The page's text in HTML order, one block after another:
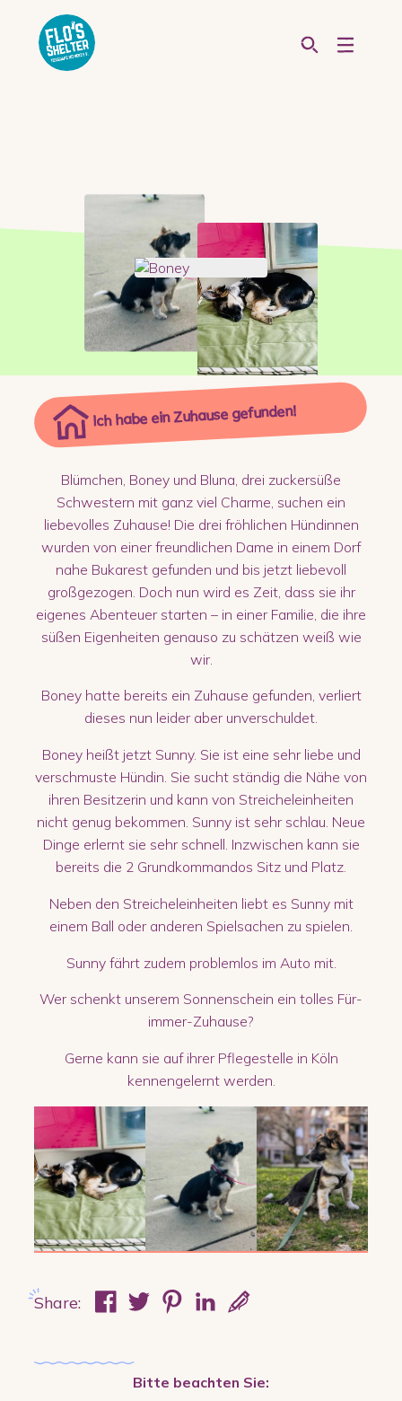
Ich habe ein Zuhause gefunden!
Blümchen, Boney und Bluna, drei zuckersüße
Schwestern mit ganz viel Charme, suchen ein
liebevolles Zuhause! Die drei fröhlichen Hündinnen
wurden von einer freundlichen Dame in einem Dorf
nahe Bukarest gefunden und bis jetzt liebevoll
großgezogen. Doch nun wird es Zeit, dass sie ihr
eigenes Abenteuer starten – in einer Familie, die ihre
süßen Eigenheiten genauso zu schätzen weiß wie
wir.
Boney hatte bereits ein Zuhause gefunden, verliert
dieses nun leider aber unverschuldet.
Boney heißt jetzt Sunny. Sie ist eine sehr liebe und
verschmuste Hündin. Sie sucht ständig die Nähe von
ihren Besitzerin und kann von Streicheleinheiten
nicht genug bekommen. Sunny ist sehr schlau. Neue
Dinge erlernt sie sehr schnell. Inzwischen kann sie
bereits die 2 Grundkommandos Sitz und Platz.
Neben den Streicheleinheiten liebt es Sunny mit
einem Ball oder anderen Spielsachen zu spielen.
Sunny fährt zudem problemlos im Auto mit.
Wer schenkt unserem Sonnenschein ein tolles Für-
immer-Zuhause?
Gerne kann sie auf ihrer Pflegestelle in Köln
kennengelernt werden.
Share:
Bitte beachten Sie: